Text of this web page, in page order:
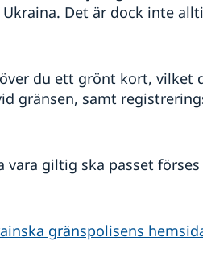
Det är dock inte
du ett grönt kort, vilket
gränsen, samt
vara giltig ska passet
gränspolisens